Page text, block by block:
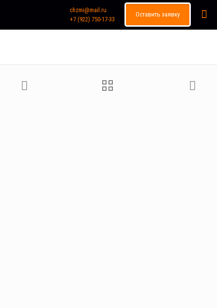
chzmi@mail.ru
+7 (922) 750-17-33
Оставить заявку